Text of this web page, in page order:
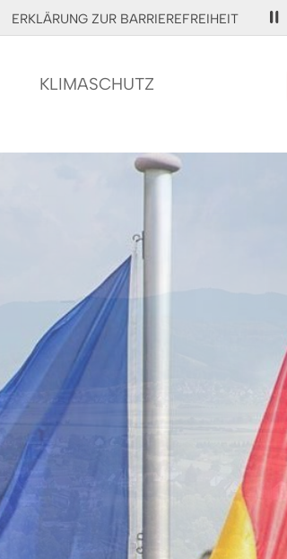
ERKLÄRUNG ZUR BARRIEREFREIHEIT
KLIMASCHUTZ